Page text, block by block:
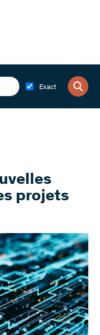
Exact
projets